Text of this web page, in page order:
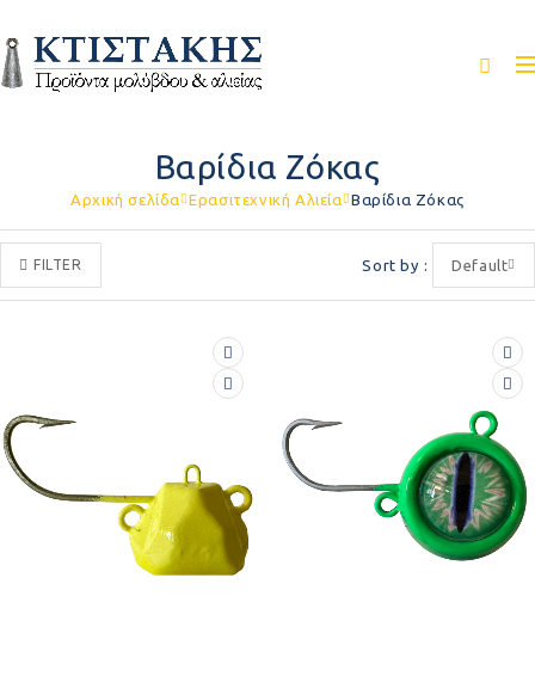
Βαρίδια Ζόκας
Αρχική σελίδα Ερασιτεχνική Αλιεία Βαρίδια Ζόκας
FILTER Sort by Default